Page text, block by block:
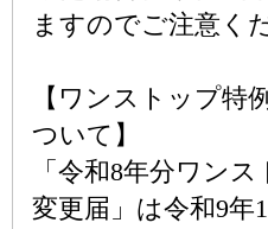
ますのでご注意く
【ワンストップ特
ついて】
「令和8年分ワン
変更届」は令和9年